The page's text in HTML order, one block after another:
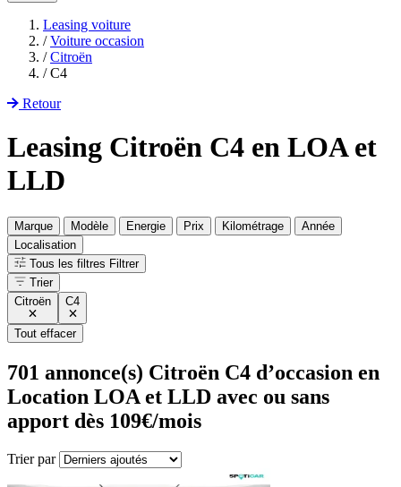
Leasing voiture
/ Voiture occasion
/ Citroën
/ C4
Retour
Leasing Citroën C4 en LOA et
LLD
Marque Modèle Energie Prix Kilométrage
Année
Localisation
Tous les filtres Filtrer
Trier
Citroën
C4
Tout effacer
701 annonce(s) Citroën C4 d’occasion en
Location LOA et LLD avec ou sans
apport dès 109€/mois
Trier par